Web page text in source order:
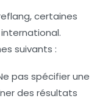
certaines
suivants :
pas spécifier une
des résultats